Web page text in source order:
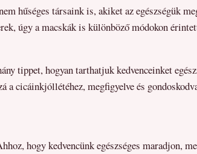
hűséges társaink is, akiket az egészségük
úgy a macskák is különböző módokon
tippet, hogyan tarthatjuk kedvenceinket
a cicáinkjóllétéhez, megfigyelve és
hogy kedvencünk egészséges maradjon,